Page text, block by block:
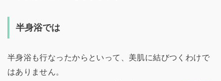
半身浴では
半身浴も行なったからといって、美肌に結びつくわけで
はありません。